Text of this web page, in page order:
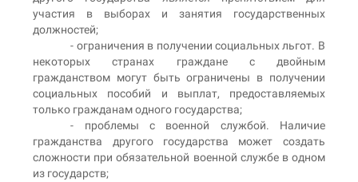
участия в выборах и занятия государственных
должностей;
- ограничения в получении социальных льгот. В
некоторых странах граждане с двойным
гражданством могут быть ограничены в получении
социальных пособий и выплат, предоставляемых
только гражданам одного государства;
- проблемы с военной службой. Наличие
гражданства другого государства может создать
сложности при обязательной военной службе в одном
из государств;